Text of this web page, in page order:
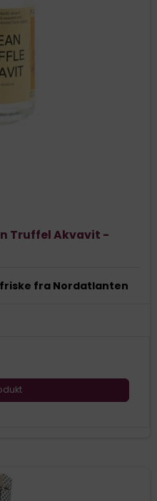
Truffel Akvavit -
fra Nordatlanten